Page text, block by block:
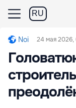
RU
Noi 24 мая 2026,